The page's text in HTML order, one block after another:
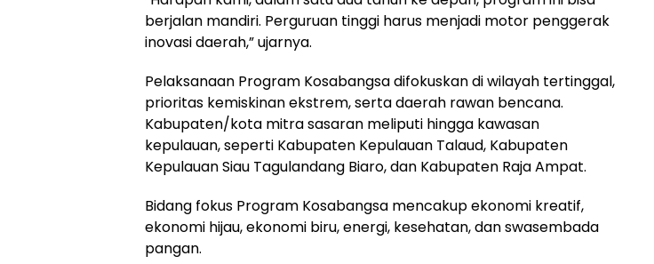
berjalan mandiri. Perguruan tinggi harus menjadi motor penggerak
inovasi daerah,” ujarnya.
Pelaksanaan Program Kosabangsa difokuskan di wilayah tertinggal,
prioritas kemiskinan ekstrem, serta daerah rawan bencana.
Kabupaten/kota mitra sasaran meliputi hingga kawasan
kepulauan, seperti Kabupaten Kepulauan Talaud, Kabupaten
Kepulauan Siau Tagulandang Biaro, dan Kabupaten Raja Ampat.
Bidang fokus Program Kosabangsa mencakup ekonomi kreatif,
ekonomi hijau, ekonomi biru, energi, kesehatan, dan swasembada
pangan.